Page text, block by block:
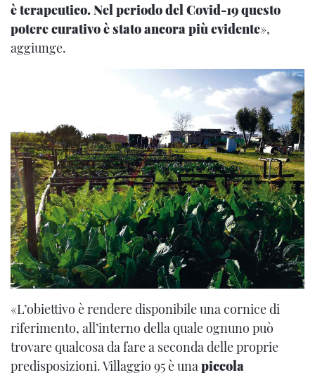
è terapeutico. Nel periodo del Covid-19 questo
potere curativo è stato ancora più evidente»,
aggiunge.
«L’obiettivo è rendere disponibile una cornice di
riferimento, all’interno della quale ognuno può
trovare qualcosa da fare a seconda delle proprie
predisposizioni. Villaggio 95 è unapiccola